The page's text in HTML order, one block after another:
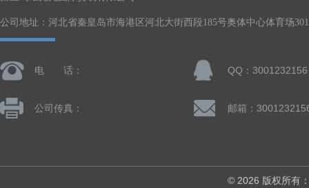
公司地址：河北省秦皇岛市海港区河北大街西段185号奥体中心体育场
电 话： QQ：3001232156
公司传真： 邮箱：
© 2026 版权所有